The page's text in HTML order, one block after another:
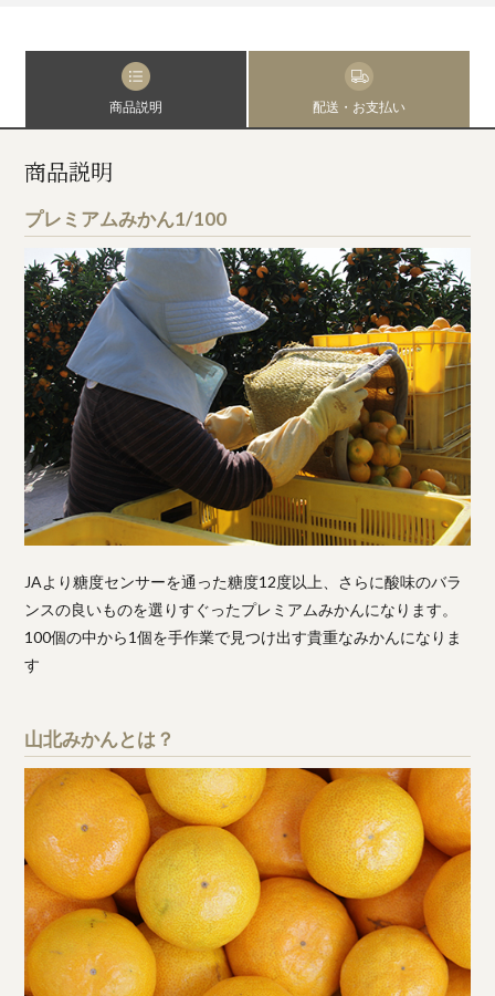
商品説明 配送・お支払い
商品説明
プレミアムみかん1/100
JAより糖度センサーを通った糖度12度以上、さらに酸味のバラ
ンスの良いものを選りすぐったプレミアムみかんになります。
100個の中から1個を手作業で見つけ出す貴重なみかんになりま
す
山北みかんとは？